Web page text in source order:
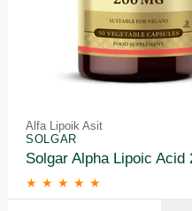
Alfa Lipoik Asit
SOLGAR
★ ★ ★ ★ ★